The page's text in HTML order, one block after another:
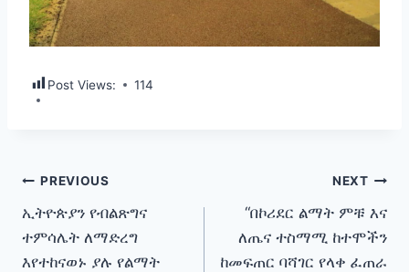
Post Views: 114
Post
navigation
PREVIOUS
ኢትዮጵያን የብልጽግና
ተምሳሌት ለማድረግ
እየተከናወኑ ያሉ የልማት
NEXT
“በኮሪደር ልማት ምቹ እና
ለጤና ተስማሚ ከተሞችን
ከመፍጠር ባሻገር የላቀ ፈጠራ